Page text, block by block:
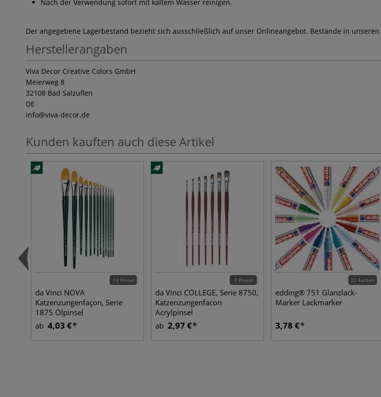
Nach der Verwendung sofort mit kaltem Wasser reinigen.
Der angegebene Lagerbestand bezieht sich ausschließlich auf unser Onlineangebot. Bestände in
Herstellerangaben
Viva Decor Creative Colors GmbH
Meierweg 8
32108 Bad Salzuflen
DE
info@viva-decor.de
Kunden kauften auch diese Artikel
13 Pinsel
da Vinci NOVA
Katzenzungenfaçon, Serie
1875 Ölpinsel
ab 4,03 €
7 Pinsel
da Vinci COLLEGE, Serie 8750,
Katzenzungenfacon
Acrylpinsel
ab 2,97 €
22 Farben
edding® 751 Glanzlack-
Marker Lackmarker
3,78 €